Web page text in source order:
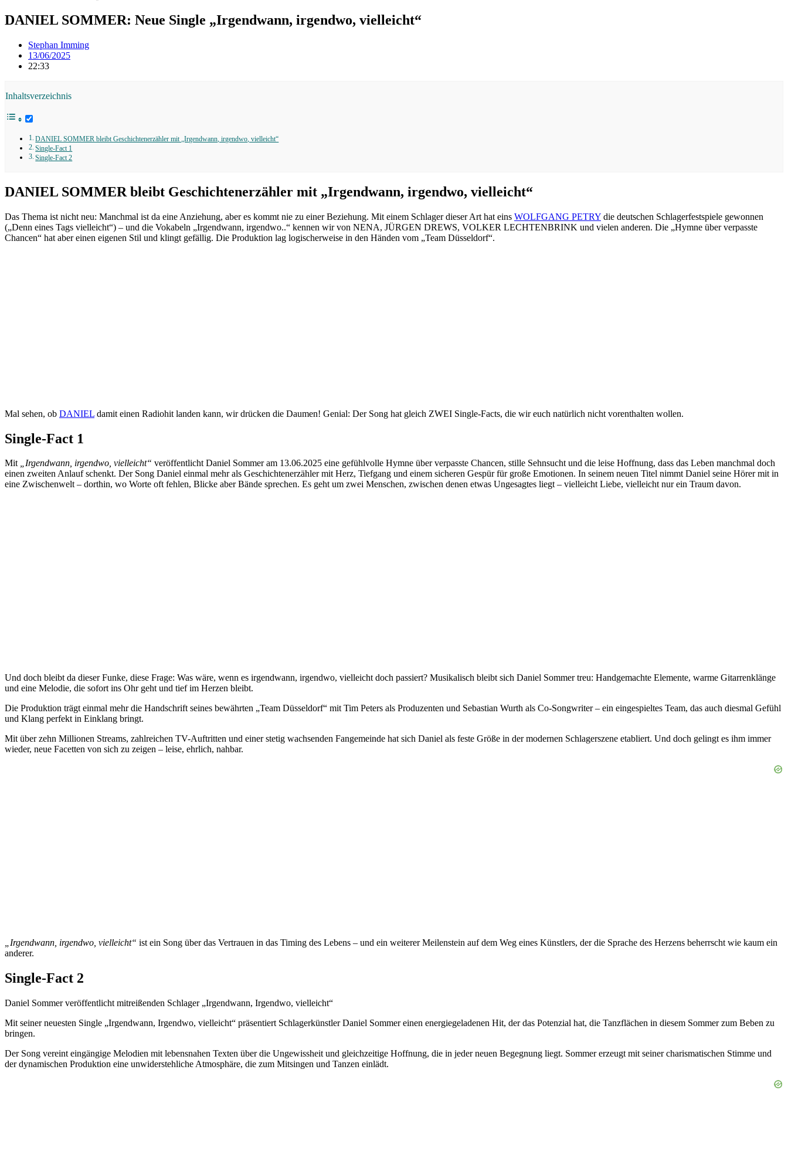
DANIEL SOMMER: Neue Single „Irgendwann, irgendwo, vielleicht“
Stephan Imming
13/06/2025
22:33
Inhaltsverzeichnis
DANIEL SOMMER bleibt Geschichtenerzähler mit „Irgendwann, irgendwo, vielleicht“
Single-Fact 1
Single-Fact 2
DANIEL SOMMER bleibt Geschichtenerzähler mit „Irgendwann, irgendwo, vielleicht“
Das Thema ist nicht neu: Manchmal ist da eine Anziehung, aber es kommt nie zu einer Beziehung. Mit einem Schlager dieser Art hat eins WOLFGANG PETRY die deutschen Schlagerfestspiele gewonnen
(„Denn eines Tags vielleicht“) – und die Vokabeln „Irgendwann, irgendwo..“ kennen wir von NENA, JÜRGEN DREWS, VOLKER LECHTENBRINK und vielen anderen. Die „Hymne über verpasste
Chancen“ hat aber einen eigenen Stil und klingt gefällig. Die Produktion lag logischerweise in den Händen vom „Team Düsseldorf“.
Mal sehen, ob DANIEL damit einen Radiohit landen kann, wir drücken die Daumen! Genial: Der Song hat gleich ZWEI Single-Facts, die wir euch natürlich nicht vorenthalten wollen.
Single-Fact 1
Mit „Irgendwann, irgendwo, vielleicht“ veröffentlicht Daniel Sommer am 13.06.2025 eine gefühlvolle Hymne über verpasste Chancen, stille Sehnsucht und die leise Hoffnung, dass das Leben manchmal doch
einen zweiten Anlauf schenkt. Der Song Daniel einmal mehr als Geschichtenerzähler mit Herz, Tiefgang und einem sicheren Gespür für große Emotionen. In seinem neuen Titel nimmt Daniel seine Hörer mit in
eine Zwischenwelt – dorthin, wo Worte oft fehlen, Blicke aber Bände sprechen. Es geht um zwei Menschen, zwischen denen etwas Ungesagtes liegt – vielleicht Liebe, vielleicht nur ein Traum davon.
Und doch bleibt da dieser Funke, diese Frage: Was wäre, wenn es irgendwann, irgendwo, vielleicht doch passiert? Musikalisch bleibt sich Daniel Sommer treu: Handgemachte Elemente, warme Gitarrenklänge
und eine Melodie, die sofort ins Ohr geht und tief im Herzen bleibt.
Die Produktion trägt einmal mehr die Handschrift seines bewährten „Team Düsseldorf“ mit Tim Peters als Produzenten und Sebastian Wurth als Co-Songwriter – ein eingespieltes Team, das auch diesmal Gefühl
und Klang perfekt in Einklang bringt.
Mit über zehn Millionen Streams, zahlreichen TV-Auftritten und einer stetig wachsenden Fangemeinde hat sich Daniel als feste Größe in der modernen Schlagerszene etabliert. Und doch gelingt es ihm immer
wieder, neue Facetten von sich zu zeigen – leise, ehrlich, nahbar.
„Irgendwann, irgendwo, vielleicht“ ist ein Song über das Vertrauen in das Timing des Lebens – und ein weiterer Meilenstein auf dem Weg eines Künstlers, der die Sprache des Herzens beherrscht wie kaum ein
anderer.
Single-Fact 2
Daniel Sommer veröffentlicht mitreißenden Schlager „Irgendwann, Irgendwo, vielleicht“
Mit seiner neuesten Single „Irgendwann, Irgendwo, vielleicht“ präsentiert Schlagerkünstler Daniel Sommer einen energiegeladenen Hit, der das Potenzial hat, die Tanzflächen in diesem Sommer zum Beben zu
bringen.
Der Song vereint eingängige Melodien mit lebensnahen Texten über die Ungewissheit und gleichzeitige Hoffnung, die in jeder neuen Begegnung liegt. Sommer erzeugt mit seiner charismatischen Stimme und
der dynamischen Produktion eine unwiderstehliche Atmosphäre, die zum Mitsingen und Tanzen einlädt.